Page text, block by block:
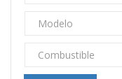
Modelo
Combustible